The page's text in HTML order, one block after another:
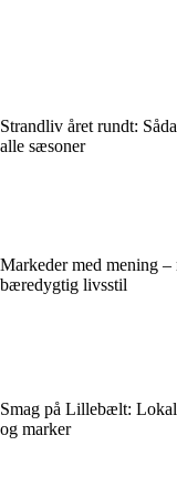
Strandliv året rundt:
alle sæsoner
Markeder med mening –
bæredygtig livsstil
Smag på Lillebælt:
og marker